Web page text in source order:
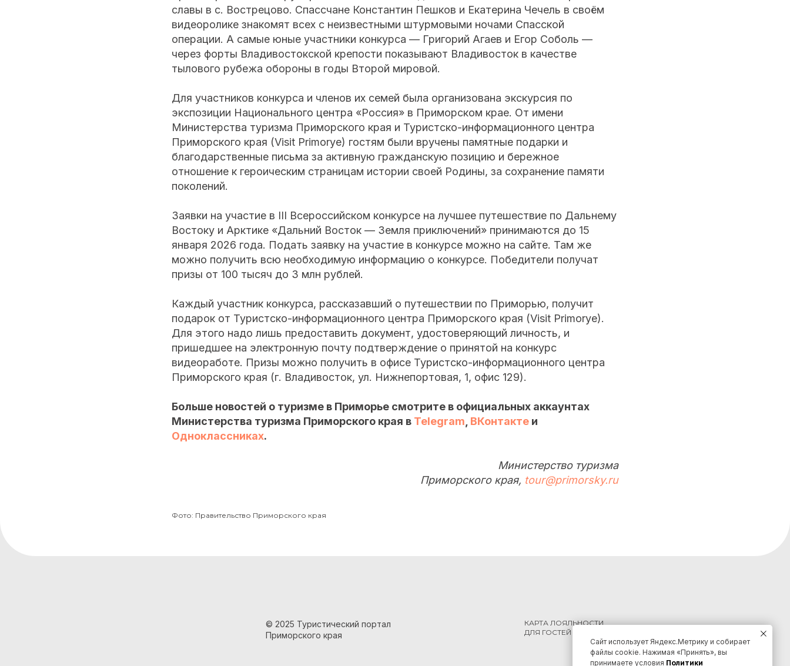
славы в с. Вострецово. Спассчане Константин Пешков и Екатерина Чечель в своём
видеоролике знакомят всех с неизвестными штурмовыми ночами Спасской
операции. А самые юные участники конкурса — Григорий Агаев и Егор Соболь —
через форты Владивостокской крепости показывают Владивосток в качестве
тылового рубежа обороны в годы Второй мировой.
Для участников конкурса и членов их семей была организована экскурсия по
экспозиции Национального центра «Россия» в Приморском крае. От имени
Министерства туризма Приморского края и Туристско-информационного центра
Приморского края (Visit Primorye) гостям были вручены памятные подарки и
благодарственные письма за активную гражданскую позицию и бережное
отношение к героическим страницам истории своей Родины, за сохранение памяти
поколений.
Заявки на участие в III Всероссийском конкурсе на лучшее путешествие по Дальнему
Востоку и Арктике «Дальний Восток — Земля приключений» принимаются до 15
января 2026 года. Подать заявку на участие в конкурсе можно на сайте. Там же
можно получить всю необходимую информацию о конкурсе. Победители получат
призы от 100 тысяч до 3 млн рублей.
Каждый участник конкурса, рассказавший о путешествии по Приморью, получит
подарок от Туристско-информационного центра Приморского края (Visit Primorye).
Для этого надо лишь предоставить документ, удостоверяющий личность, и
пришедшее на электронную почту подтверждение о принятой на конкурс
видеоработе. Призы можно получить в офисе Туристско-информационного центра
Приморского края (г. Владивосток, ул. Нижнепортовая, 1, офис 129).
Больше новостей о туризме в Приморье смотрите в официальных аккаунтах
Министерства туризма Приморского края в Telegram ВКонтакте и
Одноклассниках.
Министерство туризма
Приморского края, tour@primorsky.ru
Фото: Правительство Приморского края
© 2025 Туристический портал
Приморского края
КАРТА ЛОЯЛЬНОСТИ
ДЛЯ ГОСТЕЙ КРАЯ
Сайт использует Яндекс.Метрику и собирает
файлы cookie. Нажимая «Принять», вы
принимаете условия Политики